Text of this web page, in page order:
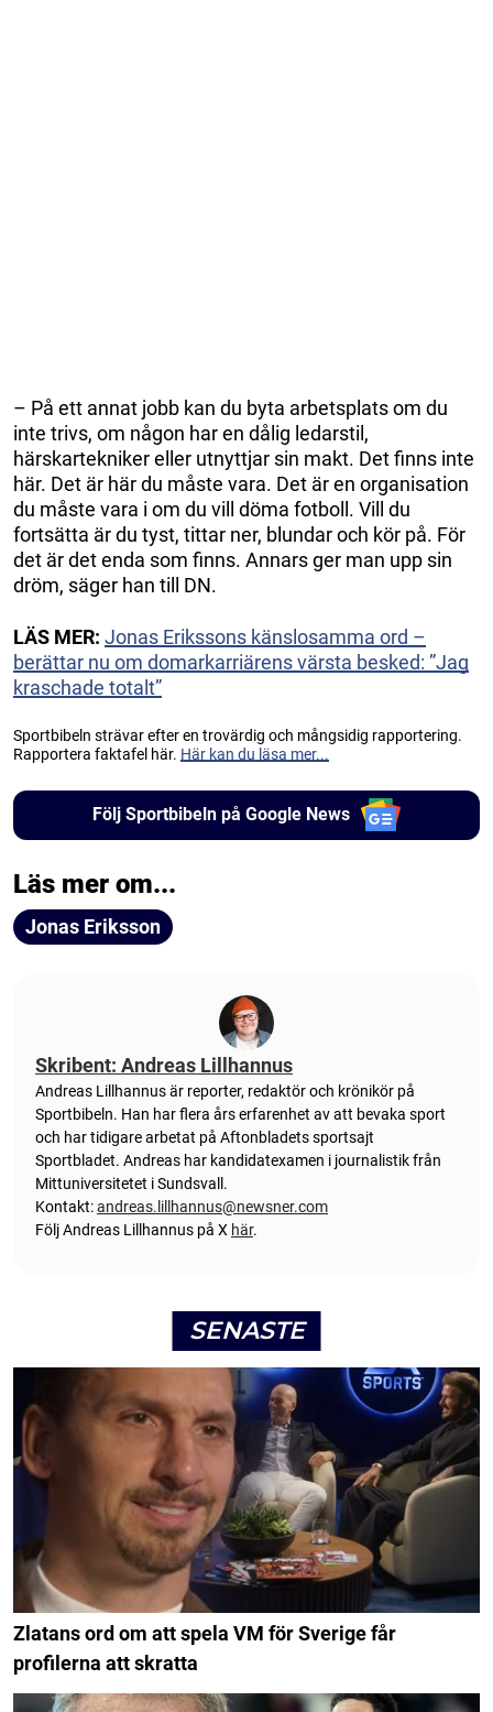
– På ett annat jobb kan du byta arbetsplats om du
inte trivs, om någon har en dålig ledarstil,
härskartekniker eller utnyttjar sin makt. Det finns inte
här. Det är här du måste vara. Det är en organisation
du måste vara i om du vill döma fotboll. Vill du
fortsätta är du tyst, tittar ner, blundar och kör på. För
det är det enda som finns. Annars ger man upp sin
dröm, säger han till DN.
LÄS MER: Jonas Erikssons känslosamma ord –
berättar nu om domarkarriärens värsta besked: ”Jag
kraschade totalt”
Sportbibeln strävar efter en trovärdig och mångsidig rapportering.
Rapportera faktafel här. Här kan du läsa mer...
Följ Sportbibeln på Google News
Läs mer om...
Jonas Eriksson
Skribent: Andreas Lillhannus
Andreas Lillhannus är reporter, redaktör och krönikör på
Sportbibeln. Han har flera års erfarenhet av att bevaka sport
och har tidigare arbetat på Aftonbladets sportsajt
Sportbladet. Andreas har kandidatexamen i journalistik från
Mittuniversitetet i Sundsvall.
Kontakt:andreas.lillhannus@newsner.com
Följ Andreas Lillhannus på X här.
SENASTE
Zlatans ord om att spela VM för Sverige får
profilerna att skratta